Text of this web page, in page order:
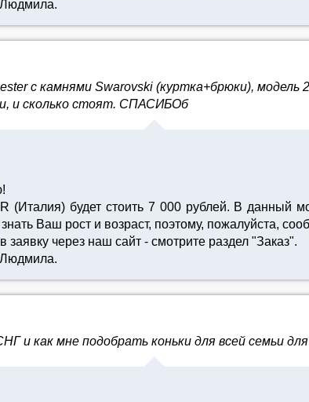
c камнями Swarovski (куртка+брюки), модель
и сколько стоят. СПАСИБОб
будет стоить 7 000 рублей. В данный
Ваш рост и возраст, поэтому, пожалуйста,
заявку через наш сайт - смотрите раздел "Заказ".
и как мне подобрать коньки для всей семьи